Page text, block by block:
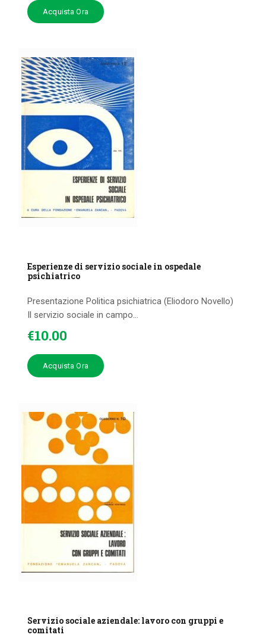
Acquista Ora
Esperienze di servizio sociale in ospedale
psichiatrico
Presentazione Politica psichiatrica (Eliodoro Novello)
Il servizio sociale in campo...
€10.00
Acquista Ora
Servizio sociale aziendale: lavoro con gruppi e
comitati